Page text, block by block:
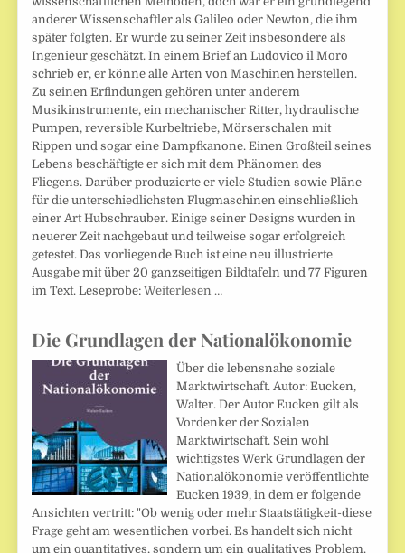
anderer Wissenschaftler als Galileo oder Newton, die ihm
später folgten. Er wurde zu seiner Zeit insbesondere als
Ingenieur geschätzt. In einem Brief an Ludovico il Moro
schrieb er, er könne alle Arten von Maschinen herstellen.
Zu seinen Erfindungen gehören unter anderem
Musikinstrumente, ein mechanischer Ritter, hydraulische
Pumpen, reversible Kurbeltriebe, Mörserschalen mit
Rippen und sogar eine Dampfkanone. Einen Großteil seines
Lebens beschäftigte er sich mit dem Phänomen des
Fliegens. Darüber produzierte er viele Studien sowie Pläne
für die unterschiedlichsten Flugmaschinen einschließlich
einer Art Hubschrauber. Einige seiner Designs wurden in
neuerer Zeit nachgebaut und teilweise sogar erfolgreich
getestet. Das vorliegende Buch ist eine neu illustrierte
Ausgabe mit über 20 ganzseitigen Bildtafeln und 77 Figuren
im Text. Leseprobe:Weiterlesen …
Die Grundlagen der Nationalökonomie
Über die lebensnahe soziale
Marktwirtschaft. Autor: Eucken,
Walter. Der Autor Eucken gilt als
Vordenker der Sozialen
Marktwirtschaft. Sein wohl
wichtigstes Werk Grundlagen der
Nationalökonomie veröffentlichte
Eucken 1939, in dem er folgende
Ansichten vertritt: "Ob wenig oder mehr Staatstätigkeit-diese
Frage geht am wesentlichen vorbei. Es handelt sich nicht
um ein quantitatives, sondern um ein qualitatives Problem.